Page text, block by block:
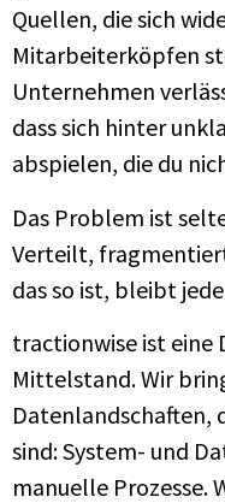
Quellen, die sich
Mitarbeiterköpfen
Unternehmen
dass sich hinter
abspielen, die du
Das Problem ist
Verteilt,
das so ist, bleibt
tractionwise ist eine
Mittelstand. Wir
Datenlandschaften,
sind: System- und
manuelle Prozesse.